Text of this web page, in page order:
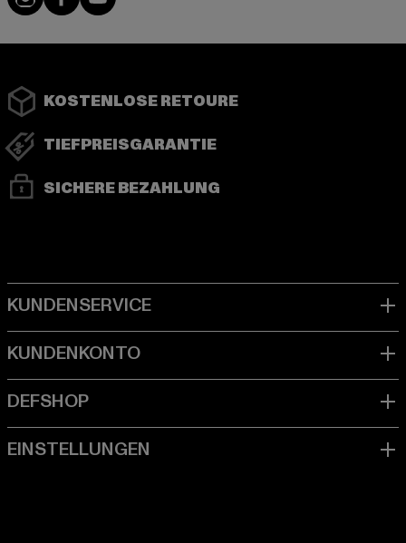
KOSTENLOSE RETOURE
TIEFPREISGARANTIE
SICHERE BEZAHLUNG